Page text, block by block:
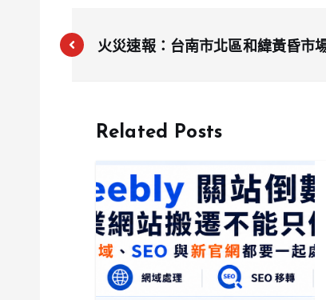
火災速報：台南市北區和緯黃昏市
Related Posts